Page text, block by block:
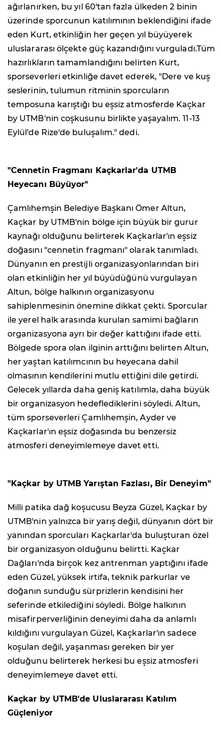
ağırlanırken, bu yıl 60'tan fazla ülkeden 2 binin
üzerinde sporcunun katılımının beklendiğini ifade
eden Kurt, etkinliğin her geçen yıl büyüyerek
uluslararası ölçekte güç kazandığını vurguladı.Tüm
hazırlıkların tamamlandığını belirten Kurt,
sporseverleri etkinliğe davet ederek, "Dere ve kuş
seslerinin, tulumun ritminin sporcuların
temposuna karıştığı bu eşsiz atmosferde Kaçkar
by UTMB'nin coşkusunu birlikte yaşayalım. 11-13
Eylül'de Rize'de buluşalım." dedi.
"Cennetin Fragmanı Kaçkarlar'da UTMB
Heyecanı Büyüyor"
Çamlıhemşin Belediye Başkanı Ömer Altun,
Kaçkar by UTMB'nin bölge için büyük bir gurur
kaynağı olduğunu belirterek Kaçkarlar'ın eşsiz
doğasını "cennetin fragmanı" olarak tanımladı.
Dünyanın en prestijli organizasyonlarından biri
olan etkinliğin her yıl büyüdüğünü vurgulayan
Altun, bölge halkının organizasyonu
sahiplenmesinin önemine dikkat çekti. Sporcular
ile yerel halk arasında kurulan samimi bağların
organizasyona ayrı bir değer kattığını ifade etti.
Bölgede spora olan ilginin arttığını belirten Altun,
her yaştan katılımcının bu heyecana dahil
olmasının kendilerini mutlu ettiğini dile getirdi.
Gelecek yıllarda daha geniş katılımla, daha büyük
bir organizasyon hedeflediklerini söyledi. Altun,
tüm sporseverleri Çamlıhemşin, Ayder ve
Kaçkarlar'ın eşsiz doğasında bu benzersiz
atmosferi deneyimlemeye davet etti.
"Kaçkar by UTMB Yarıştan Fazlası, Bir Deneyim"
Milli patika dağ koşucusu Beyza Güzel, Kaçkar by
UTMB'nin yalnızca bir yarış değil, dünyanın dört bir
yanından sporcuları Kaçkarlar'da buluşturan özel
bir organizasyon olduğunu belirtti. Kaçkar
Dağları'nda birçok kez antrenman yaptığını ifade
eden Güzel, yüksek irtifa, teknik parkurlar ve
doğanın sunduğu sürprizlerin kendisini her
seferinde etkilediğini söyledi. Bölge halkının
misafirperverliğinin deneyimi daha da anlamlı
kıldığını vurgulayan Güzel, Kaçkarlar'ın sadece
koşulan değil, yaşanması gereken bir yer
olduğunu belirterek herkesi bu eşsiz atmosferi
deneyimlemeye davet etti.
Kaçkar by UTMB'de Uluslararası Katılım
Güçleniyor